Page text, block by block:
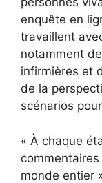
enquête en
travaillent
notamment
infirmières et
de la
scénarios
« À chaque
monde entier